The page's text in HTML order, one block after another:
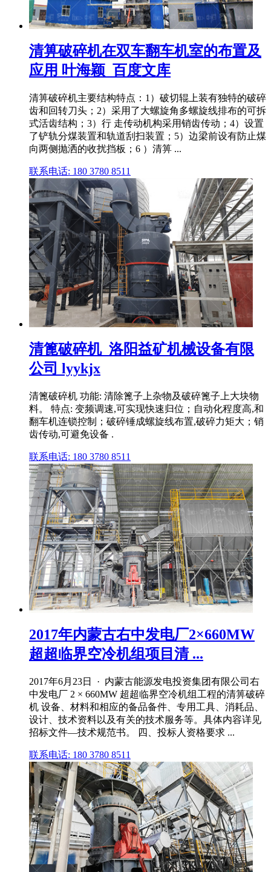
清箅破碎机在双车翻车机室的布置及
应用 叶海颖_百度文库
清箅破碎机主要结构特点：1）破切辊上装有独特的破碎
齿和回转刀头；2）采用了大螺旋角多螺旋线排布的可拆
式活齿结构；3）行 走传动机构采用销齿传动；4）设置
了铲轨分煤装置和轨道刮扫装置；5）边梁前设有防止煤
向两侧抛洒的收扰挡板；6 ）清箅 ...
联系电话: 180 3780 8511
清篦破碎机_洛阳益矿机械设备有限
公司 lyykjx
清篦破碎机 功能: 清除篦子上杂物及破碎篦子上大块物
料。 特点: 变频调速,可实现快速归位；自动化程度高,和
翻车机连锁控制；破碎锤成螺旋线布置,破碎力矩大；销
齿传动,可避免设备 .
联系电话: 180 3780 8511
2017年内蒙古右中发电厂2×660MW
超超临界空冷机组项目清 ...
2017年6月23日 · 内蒙古能源发电投资集团有限公司右
中发电厂 2 × 660MW 超超临界空冷机组工程的清箅破碎
机 设备、材料和相应的备品备件、专用工具、消耗品、
设计、技术资料以及有关的技术服务等。具体内容详见
招标文件—技术规范书。 四、投标人资格要求 ...
联系电话: 180 3780 8511